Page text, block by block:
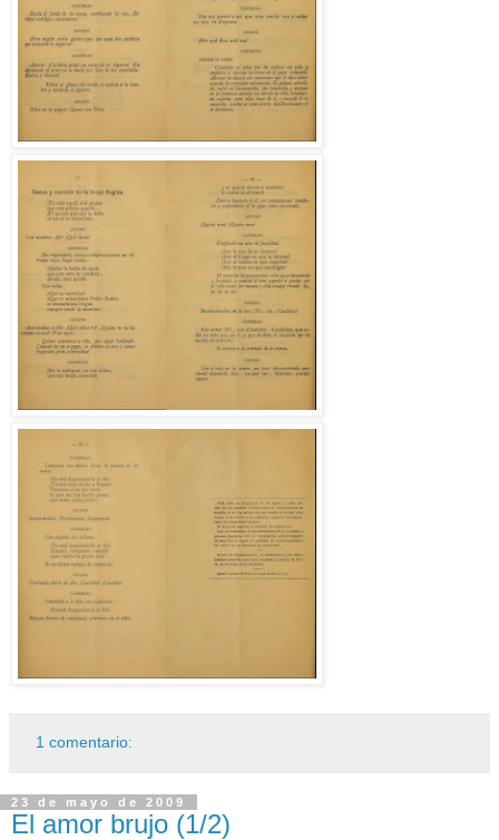
1 comentario:
23 de mayo de 2009
El amor brujo (1/2)